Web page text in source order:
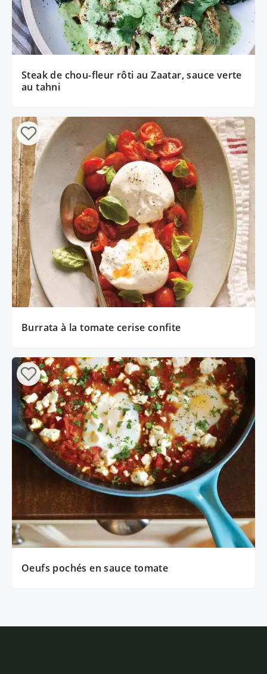
Steak de chou-fleur rôti au Zaatar, sauce verte
au tahni
Burrata à la tomate cerise confite
Oeufs pochés en sauce tomate